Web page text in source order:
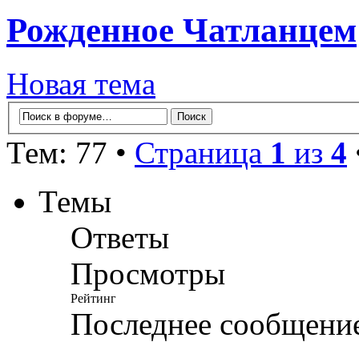
Рожденное Чатланцем
Новая тема
Тем: 77 • Страница 1 из 4
Темы
Ответы
Просмотры
Рейтинг
Последнее